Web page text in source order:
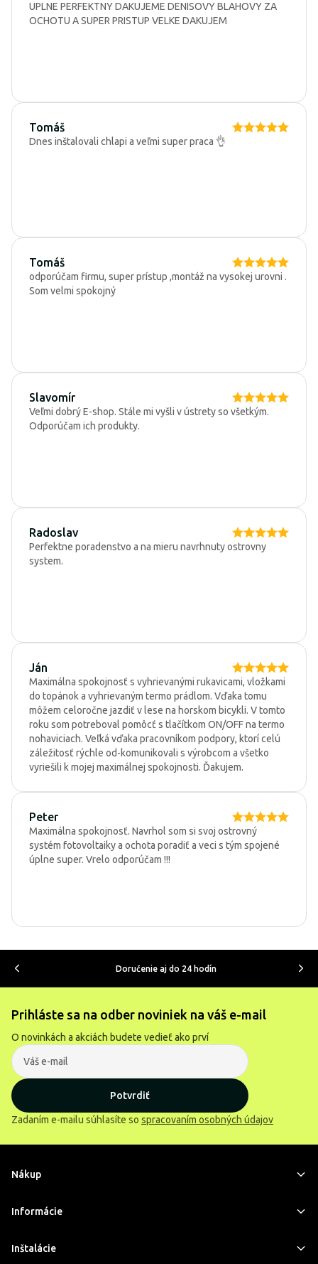
UPLNE PERFEKTNY DAKUJEME DENISOVY BLAHOVY ZA
OCHOTU A SUPER PRISTUP VELKE DAKUJEM
Tomáš
Dnes inštalovali chlapi a veľmi super praca 👌
Tomáš
odporúčam firmu, super prístup ,montáž na vysokej urovni .
Som velmi spokojný
Slavomír
Veľmi dobrý E-shop. Stále mi vyšli v ústrety so všetkým.
Odporúčam ich produkty.
Radoslav
Perfektne poradenstvo a na mieru navrhnuty ostrovny
system.
Ján
Maximálna spokojnosť s vyhrievanými rukavicami, vložkami
do topánok a vyhrievaným termo prádlom. Vďaka tomu
môžem celoročne jazdiť v lese na horskom bicykli. V tomto
roku som potreboval pomôcť s tlačítkom ON/OFF na termo
nohaviciach. Veľká vďaka pracovníkom podpory, ktorí celú
záležitosť rýchle od-komunikovali s výrobcom a všetko
vyriešili k mojej maximálnej spokojnosti. Ďakujem.
Peter
Maximálna spokojnosť. Navrhol som si svoj ostrovný
systém fotovoltaiky a ochota poradiť a veci s tým spojené
úplne super. Vrelo odporúčam !!!
Doručenie aj do 24 hodín
Prihláste sa na odber noviniek na váš e-mail
O novinkách a akciách budete vedieť ako prví
Potvrdiť
Zadaním e-mailu súhlasíte so spracovaním osobných údajov
Nákup
Informácie
Inštalácie